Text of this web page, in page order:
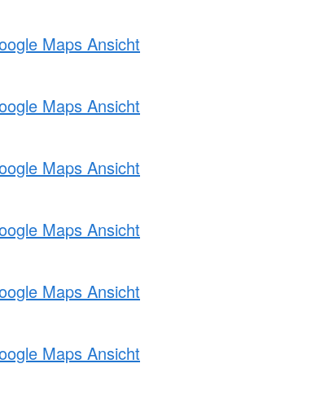
Maps Ansicht
Maps Ansicht
Maps Ansicht
Maps Ansicht
Maps Ansicht
Maps Ansicht